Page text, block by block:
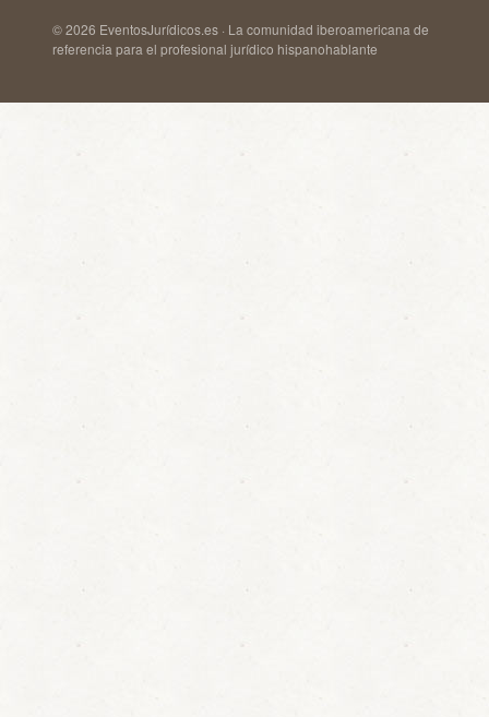
© 2026 EventosJurídicos.es · La comunidad iberoamericana de
referencia para el profesional jurídico hispanohablante